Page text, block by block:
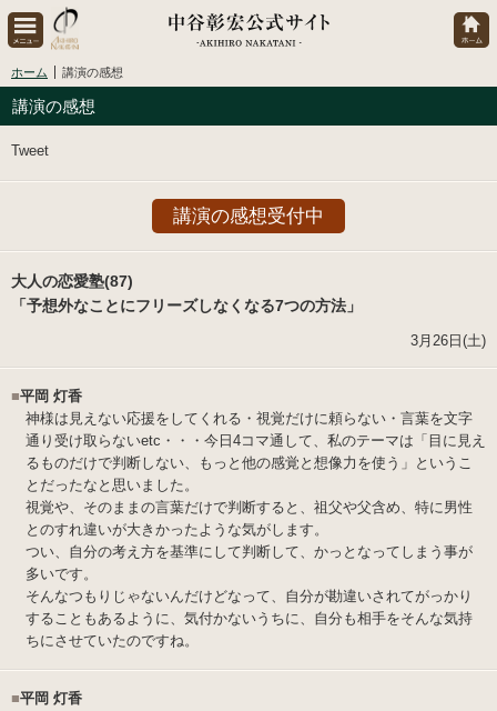
ホーム 講演の感想
講演の感想
Tweet
講演の感想受付中
大人の恋愛塾(87)
「予想外なことにフリーズしなくなる7つの方法」
3月26日(土)
■平岡 灯香
神様は見えない応援をしてくれる・視覚だけに頼らない・言葉を文字
通り受け取らないetc・・・今日4コマ通して、私のテーマは「目に見え
るものだけで判断しない、もっと他の感覚と想像力を使う」というこ
とだったなと思いました。
視覚や、そのままの言葉だけで判断すると、祖父や父含め、特に男性
とのすれ違いが大きかったような気がします。
つい、自分の考え方を基準にして判断して、かっとなってしまう事が
多いです。
そんなつもりじゃないんだけどなって、自分が勘違いされてがっかり
することもあるように、気付かないうちに、自分も相手をそんな気持
ちにさせていたのですね。
■平岡 灯香